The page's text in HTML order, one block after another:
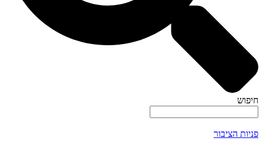
חיפוש
פניות הציבור